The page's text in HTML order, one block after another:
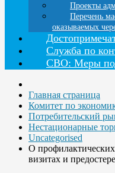
Проекты
Перечень
оказываемых
Служба по
СВО: Меры
Главная страница
Комитет по
Потребительский
Нестационарные
Uncategorised
О
визитах и